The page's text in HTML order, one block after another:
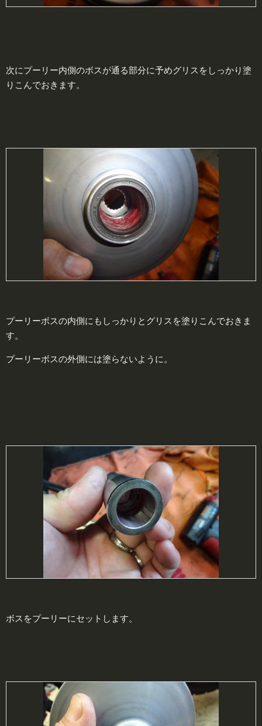
次にプーリー内側のボスが通る部分に予めグリスをしっかり塗
りこんでおきます。
プーリーボスの内側にもしっかりとグリスを塗りこんでおきま
す。
プーリーボスの外側には塗らないように。
ボスをプーリーにセットします。